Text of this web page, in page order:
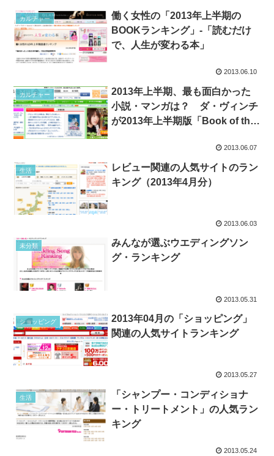
カルチャー
働く女性の「2013年上半期の
BOOKランキング」-「読むだけ
で、人生が変わる本」
2013.06.10
カルチャー
2013年上半期、最も面白かった
小説・マンガは？ ダ・ヴィンチ
が2013年上半期版「Book of the
2013.06.07
生活
レビュー関連の人気サイトのラン
キング（2013年4月分）
2013.06.03
未分類
みんなが選ぶウエディングソン
グ・ランキング
2013.05.31
ショッピング
2013年04月の「ショッピング」
関連の人気サイトランキング
2013.05.27
生活
「シャンプー・コンディショナ
ー・トリートメント」の人気ラン
キング
2013.05.24